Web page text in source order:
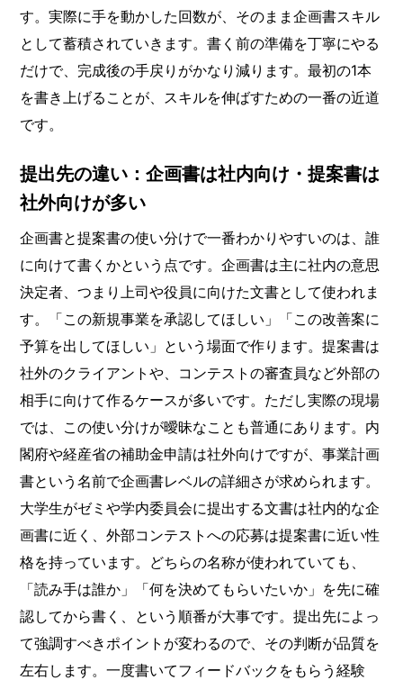
す。実際に手を動かした回数が、そのまま企画書スキル
として蓄積されていきます。書く前の準備を丁寧にやる
だけで、完成後の手戻りがかなり減ります。最初の1本
を書き上げることが、スキルを伸ばすための一番の近道
です。
提出先の違い：企画書は社内向け・提案書は
社外向けが多い
企画書と提案書の使い分けで一番わかりやすいのは、誰
に向けて書くかという点です。企画書は主に社内の意思
決定者、つまり上司や役員に向けた文書として使われま
す。「この新規事業を承認してほしい」「この改善案に
予算を出してほしい」という場面で作ります。提案書は
社外のクライアントや、コンテストの審査員など外部の
相手に向けて作るケースが多いです。ただし実際の現場
では、この使い分けが曖昧なことも普通にあります。内
閣府や経産省の補助金申請は社外向けですが、事業計画
書という名前で企画書レベルの詳細さが求められます。
大学生がゼミや学内委員会に提出する文書は社内的な企
画書に近く、外部コンテストへの応募は提案書に近い性
格を持っています。どちらの名称が使われていても、
「読み手は誰か」「何を決めてもらいたいか」を先に確
認してから書く、という順番が大事です。提出先によっ
て強調すべきポイントが変わるので、その判断が品質を
左右します。一度書いてフィードバックをもらう経験